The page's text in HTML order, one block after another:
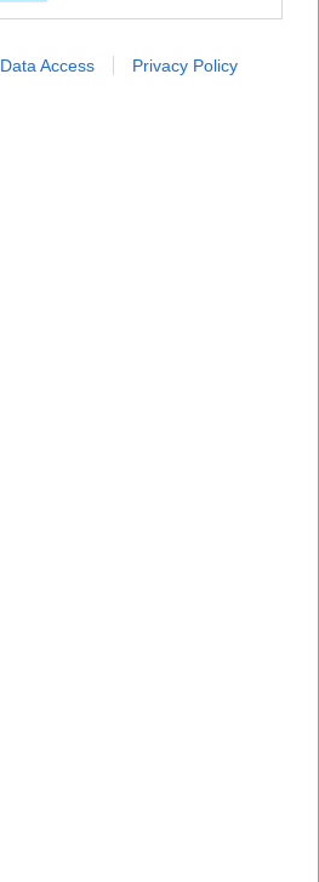
Data Access Privacy Policy
Küldés Messengeren